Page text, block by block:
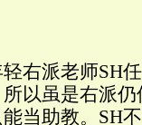
派老师SH任
以虽是右派
当助教。SH